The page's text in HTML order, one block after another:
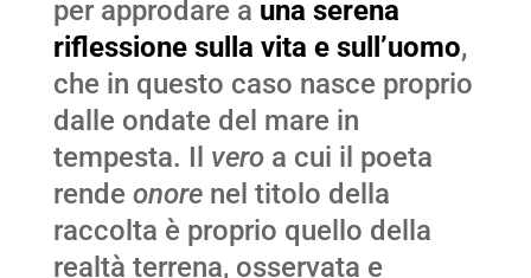
per approdare a una serena
riflessione sulla vita e sull’uomo,
che in questo caso nasce proprio
dalle ondate del mare in
tempesta. Il veroa cui il poeta
rende onorenel titolo della
raccolta è proprio quello della
realtà terrena, osservata e